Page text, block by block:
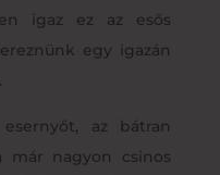
igaz ez az esős
egy igazán
az bátran
már nagyon csinos